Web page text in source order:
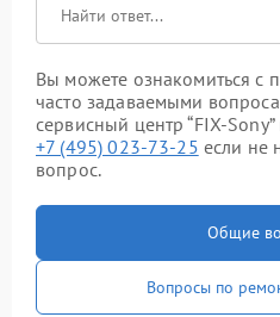
Вы можете ознакомиться с
часто задаваемыми
сервисный центр “FIX-
+7 (495) 023-73-25 если не
вопрос.
Общие
Вопросы по